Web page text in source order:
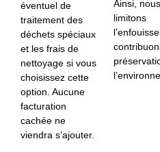
éventuel de
traitement des
déchets spéciaux
et les frais de
nettoyage si vous
choisissez cette
option. Aucune
facturation
cachée ne
viendra s’ajouter.
Ainsi, nous
limitons